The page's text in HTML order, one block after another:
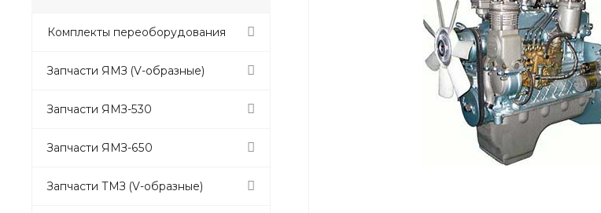
Комплекты переоборудования
Запчасти ЯМЗ (V-образные)
Запчасти ЯМЗ-530
Запчасти ЯМЗ-650
Запчасти ТМЗ (V-образные)